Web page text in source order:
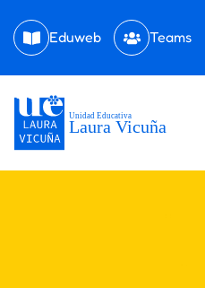
Eduweb Teams